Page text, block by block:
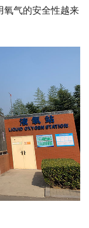
氧气的安全性越来